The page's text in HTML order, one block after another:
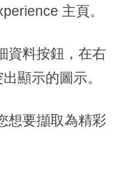
主頁。
資料按鈕，在右
顯示的圖示。
想要擷取為精彩